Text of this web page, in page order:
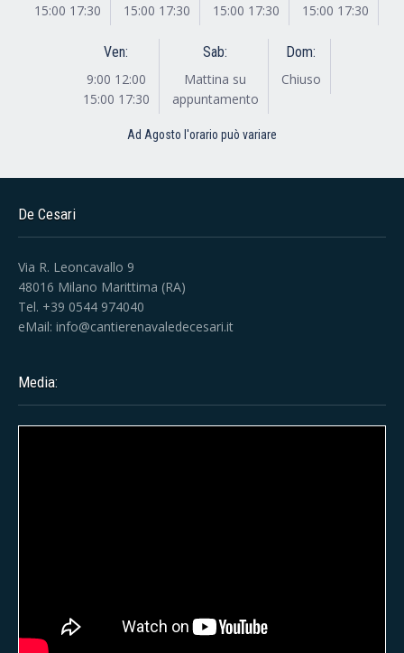
15:00 17:30
15:00 17:30
15:00 17:30
15:00 17:30
Ven:
9:00 12:00
15:00 17:30
Sab:
Mattina su
appuntamento
Dom:
Chiuso
Ad Agosto l'orario può variare
De Cesari
Via R. Leoncavallo 9
48016 Milano Marittima (RA)
Tel. +39 0544 974040
eMail: info@cantierenavaledecesari.it
Media: